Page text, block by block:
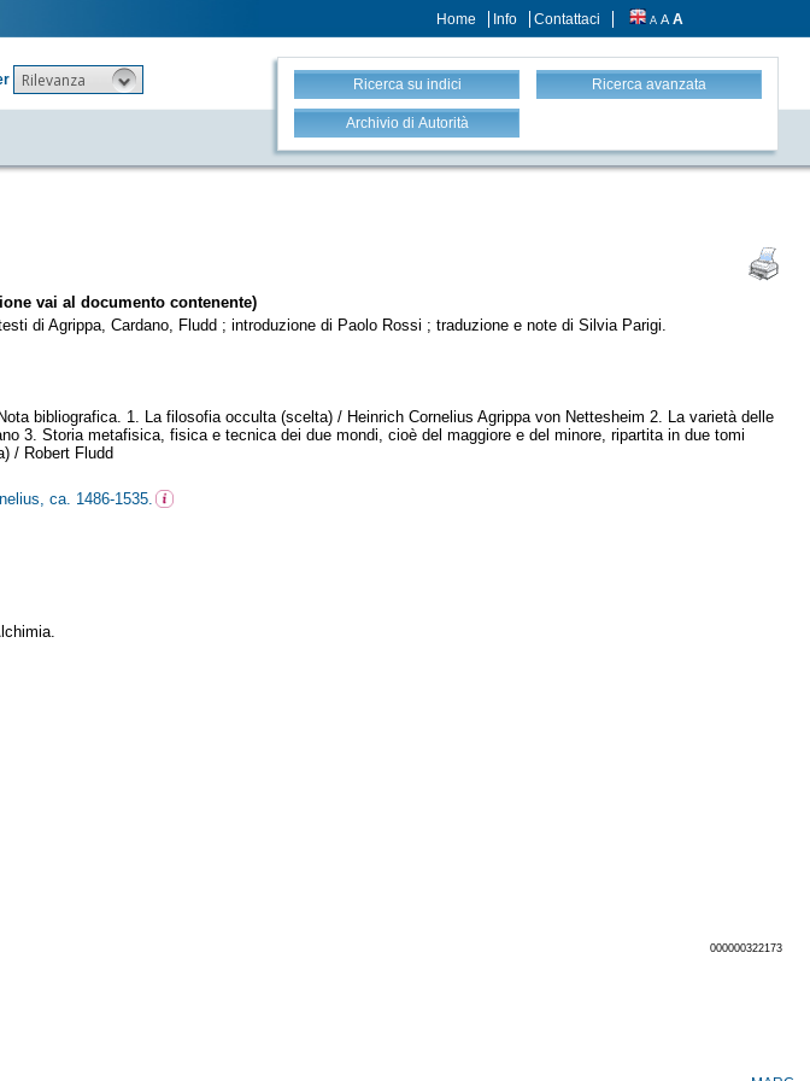
Home Info Contattaci A A A
Rilevanza Ricerca su indici Ricerca avanzata
Archivio di Autorità